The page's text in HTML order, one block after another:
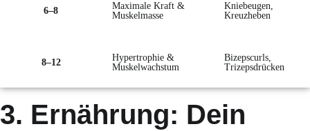
6–8
Maximale Kraft &
Muskelmasse
Kniebeugen,
Kreuzheben
8–12
Hypertrophie &
Muskelwachstum
Bizepscurls,
Trizepsdrücken
3. Ernährung: Dein